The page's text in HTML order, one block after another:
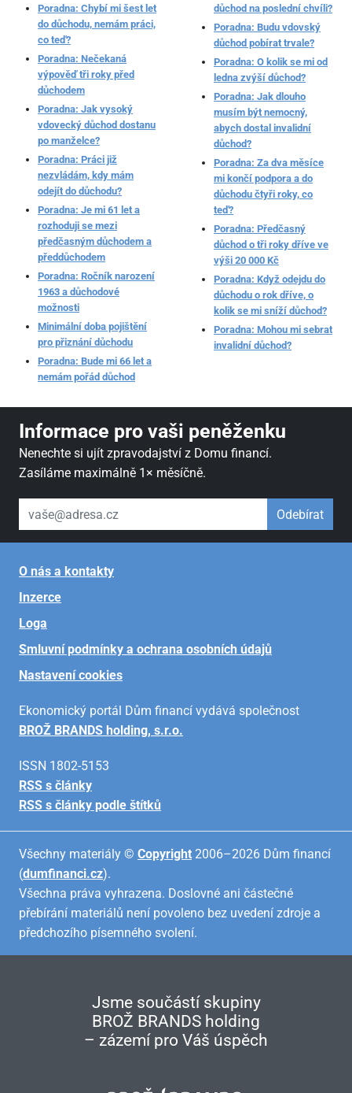
Poradna: Chybí mi šest let
do důchodu, nemám práci,
co teď?
Poradna: Nečekaná
výpověď tři roky před
důchodem
Poradna: Jak vysoký
vdovecký důchod dostanu
po manželce?
Poradna: Práci již
nezvládám, kdy mám
odejít do důchodu?
Poradna: Je mi 61 let a
rozhoduji se mezi
předčasným důchodem a
předdůchodem
Poradna: Ročník narození
1963 a důchodové
možnosti
Minimální doba pojištění
pro přiznání důchodu
Poradna: Bude mi 66 let a
nemám pořád důchod
důchod na poslední chvíli?
Poradna: Budu vdovský
důchod pobírat trvale?
Poradna: O kolik se mi od
ledna zvýší důchod?
Poradna: Jak dlouho
musím být nemocný,
abych dostal invalidní
důchod?
Poradna: Za dva měsíce
mi končí podpora a do
důchodu čtyři roky, co
teď?
Poradna: Předčasný
důchod o tři roky dříve ve
výši 20 000 Kč
Poradna: Když odejdu do
důchodu o rok dříve, o
kolik se mi sníží důchod?
Poradna: Mohou mi sebrat
invalidní důchod?
Informace pro vaši peněženku
Nenechte si ujít zpravodajství z Domu financí.
Zasíláme maximálně 1× měsíčně.
váš email Odebírat
O nás a kontakty
Inzerce
Loga
Smluvní podmínky a ochrana osobních údajů
Nastavení cookies
Ekonomický portál Dům financí vydává společnost
BROŽ BRANDS holding, s.r.o.
ISSN 1802-5153
RSS s články
RSS s články podle štítků
Všechny materiály © Copyright 2006–2026 Dům financí
(dumfinanci.cz).
Všechna práva vyhrazena. Doslovné ani částečné
přebírání materiálů není povoleno bez uvedení zdroje a
předchozího písemného svolení.
Jsme součástí skupiny
BROŽ BRANDS holding
– zázemí pro Váš úspěch